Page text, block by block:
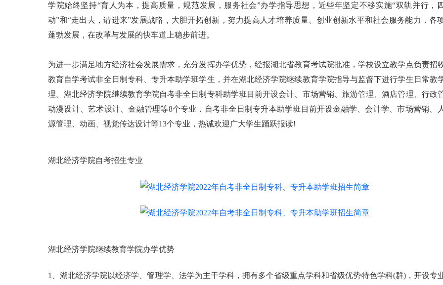
学院始终坚持“育人为本，提高质量，规范发展，服务社会”办学指导思想，近些年坚定不移实施“双轨并行，
动”和“走出去，请进来”发展战略，大胆开拓创新，努力提高人才培养质量、创业创新水平和社会服务能力，各
蓬勃发展，在改革与发展的快车道上稳步前进。
为进一步满足地方经济社会发展需求，充分发挥办学优势，经报湖北省教育考试院批准，学校设立教学点负责招
教育自学考试非全日制专科、专升本助学班学生，并在湖北经济学院继续教育学院指导与监督下进行学生日常教
理。湖北经济学院继续教育学院自考非全日制专科助学班目前开设会计、市场营销、旅游管理、酒店管理、行政管
动漫设计、艺术设计、金融管理等8个专业，自考非全日制专升本助学班目前开设金融学、会计学、市场营销、
源管理、动画、视觉传达设计等13个专业，热诚欢迎广大学生踊跃报读!
湖北经济学院自考招生专业
湖北经济学院继续教育学院办学优势
1、湖北经济学院以经济学、管理学、法学为主干学科，拥有多个省级重点学科和省级优势特色学科(群)，开设专